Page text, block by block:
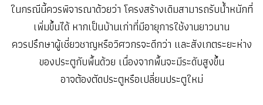
ในกรณีนี้ควรพิจารณาด้วยว่า โครงสร้างเดิมสามารถรับน้ำหนักที่
เพิ่มขึ้นได้ หากเป็นบ้านเก่าที่มีอายุการใช้งานยาวนาน
ควรปรึกษาผู้เชี่ยวชาญหรือวิศวกรจะดีกว่า และสังเกตระยะห่าง
ของประตูกับพื้นด้วย เนื่องจากพื้นจะมีระดับสูงขึ้น
อาจต้องตัดประตูหรือเปลี่ยนประตูใหม่